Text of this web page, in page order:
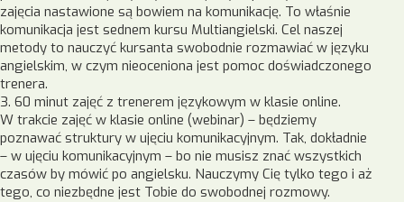
zajęcia nastawione są bowiem na komunikację. To właśnie
komunikacja jest sednem kursu Multiangielski. Cel naszej
metody to nauczyć kursanta swobodnie rozmawiać w języku
angielskim, w czym nieoceniona jest pomoc doświadczonego
trenera.
3. 60 minut zajęć z trenerem językowym w klasie online.
W trakcie zajęć w klasie online (webinar) – będziemy
poznawać struktury w ujęciu komunikacyjnym. Tak, dokładnie
– w ujęciu komunikacyjnym – bo nie musisz znać wszystkich
czasów by mówić po angielsku. Nauczymy Cię tylko tego i aż
tego, co niezbędne jest Tobie do swobodnej rozmowy.